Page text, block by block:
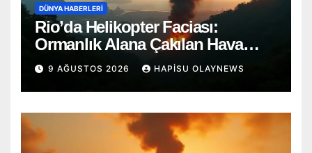
DÜNYA HABERLERI
Rio’da Helikopter Faciası:
Ormanlık Alana Çakılan Hava
Aracında 4 Ölü
9 AĞUSTOS 2026 HAPISU OLAYNEWS